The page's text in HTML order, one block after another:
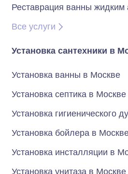
Реставрация ванны
Все услуги
Установка сантехники в
Установка ванны в Москве
Установка септика в Москве
Установка гигиенического
Установка бойлера в
Установка инсталляции в
Установка унитаза в Москве